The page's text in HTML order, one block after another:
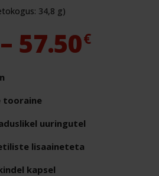
34,8 g)
– 57.50€Price
tooraine
uuringutel
lisaaineteta
kapsel